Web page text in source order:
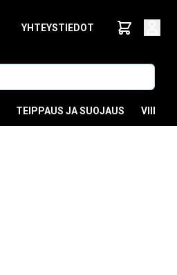
YHTEYSTIEDOT
TEIPPAUS JA SUOJAUS